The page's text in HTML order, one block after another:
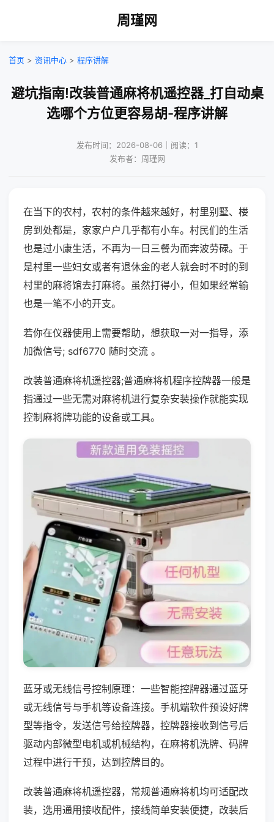
周瑾网
首页 > 资讯中心 > 程序讲解
避坑指南!改装普通麻将机遥控器_打自动桌
选哪个方位更容易胡-程序讲解
发布时间：2026-08-06｜阅读：1
发布者：周瑾网
在当下的农村，农村的条件越来越好，村里别墅、楼
房到处都是，家家户户几乎都有小车。村民们的生活
也是过小康生活，不再为一日三餐为而奔波劳碌。于
是村里一些妇女或者有退休金的老人就会时不时的到
村里的麻将馆去打麻将。虽然打得小，但如果经常输
也是一笔不小的开支。
若你在仪器使用上需要帮助，想获取一对一指导，添
加微信号; sdf6770 随时交流 。
改装普通麻将机遥控器;普通麻将机程序控牌器一般是
指通过一些无需对麻将机进行复杂安装操作就能实现
控制麻将牌功能的设备或工具。
蓝牙或无线信号控制原理：一些智能控牌器通过蓝牙
或无线信号与手机等设备连接。手机端软件预设好牌
型等指令，发送信号给控牌器，控牌器接收到信号后
驱动内部微型电机或机械结构，在麻将机洗牌、码牌
过程中进行干预，达到控牌目的。
改装普通麻将机遥控器，常规普通麻将机均可适配改
装，选用通用接收配件，接线简单安装便捷，改装后